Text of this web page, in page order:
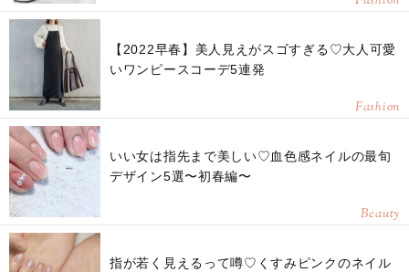
【2022早春】美人見えがスゴすぎる♡大人可愛
いワンピースコーデ5連発
Fashion
いい女は指先まで美しい♡血色感ネイルの最旬
デザイン5選〜初春編〜
Beauty
指が若く見えるって噂♡くすみピンクのネイル